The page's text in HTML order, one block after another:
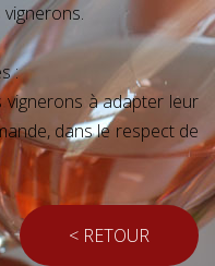
:
vignerons à adapter leur
dans le respect de
< RETOUR